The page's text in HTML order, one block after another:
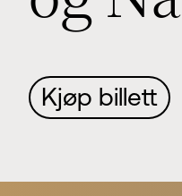
Kjøp billett